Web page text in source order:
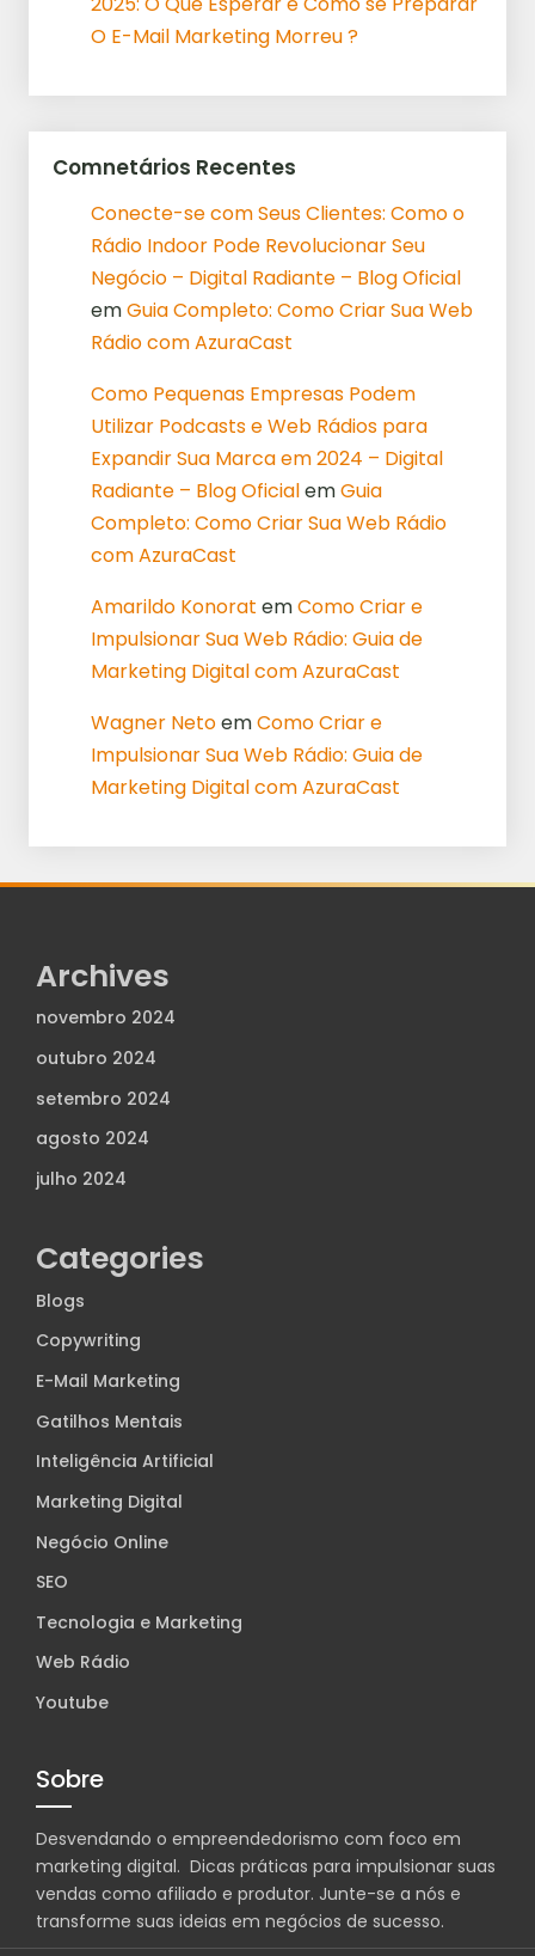
O E-Mail Marketing Morreu ?
Comnetários Recentes
Conecte-se com Seus Clientes: Como o
Rádio Indoor Pode Revolucionar Seu
Negócio – Digital Radiante – Blog Oficial
emGuia Completo: Como Criar Sua Web
Rádio com AzuraCast
Como Pequenas Empresas Podem
Utilizar Podcasts e Web Rádios para
Expandir Sua Marca em 2024 – Digital
Radiante – Blog OficialemGuia
Completo: Como Criar Sua Web Rádio
com AzuraCast
Amarildo Konorat emComo Criar e
Impulsionar Sua Web Rádio: Guia de
Marketing Digital com AzuraCast
Wagner NetoemComo Criar e
Impulsionar Sua Web Rádio: Guia de
Marketing Digital com AzuraCast
Archives
novembro 2024
outubro 2024
setembro 2024
agosto 2024
julho 2024
Categories
Blogs
Copywriting
E-Mail Marketing
Gatilhos Mentais
Inteligência Artificial
Marketing Digital
Negócio Online
SEO
Tecnologia e Marketing
Web Rádio
Youtube
Sobre
Desvendando o empreendedorismo com foco em
marketing digital. Dicas práticas para impulsionar suas
vendas como afiliado e produtor. Junte-se a nós e
transforme suas ideias em negócios de sucesso.